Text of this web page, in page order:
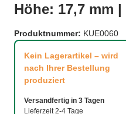
Höhe: 17,7 mm
Produktnummer: KUE0060
Kein Lagerartikel – wird
nach Ihrer Bestellung
produziert
Versandfertig in 3 Tagen
Lieferzeit 2-4 Tage